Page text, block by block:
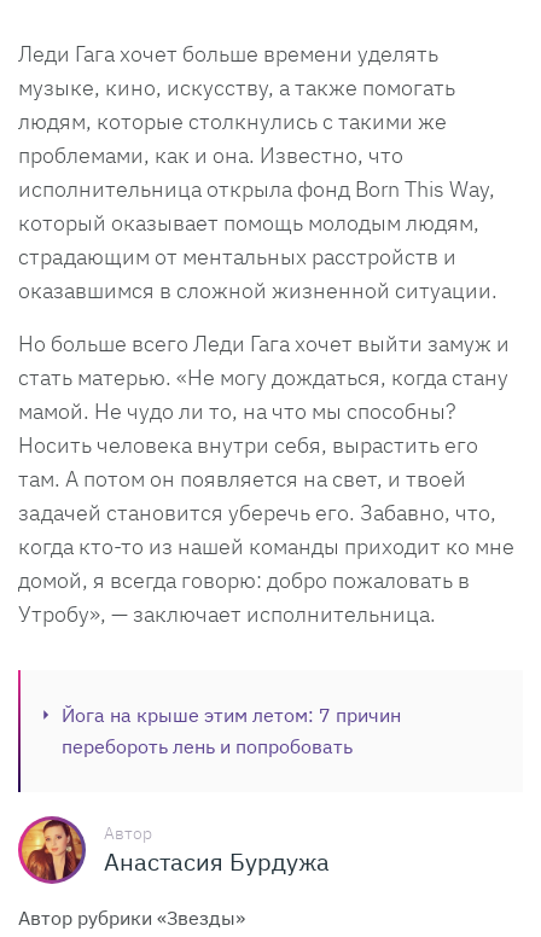
Леди Гага хочет больше времени уделять
музыке, кино, искусству, а также помогать
людям, которые столкнулись с такими же
проблемами, как и она. Известно, что
исполнительница открыла фонд Born This Way,
который оказывает помощь молодым людям,
страдающим от ментальных расстройств и
оказавшимся в сложной жизненной ситуации.
Но больше всего Леди Гага хочет выйти замуж и
стать матерью. «Не могу дождаться, когда стану
мамой. Не чудо ли то, на что мы способны?
Носить человека внутри себя, вырастить его
там. А потом он появляется на свет, и твоей
задачей становится уберечь его. Забавно, что,
когда кто-то из нашей команды приходит ко мне
домой, я всегда говорю: добро пожаловать в
Утробу», — заключает исполнительница.
Йога на крыше этим летом: 7 причин
перебороть лень и попробовать
Автор
Анастасия Бурдужа
Автор рубрики «Звезды»